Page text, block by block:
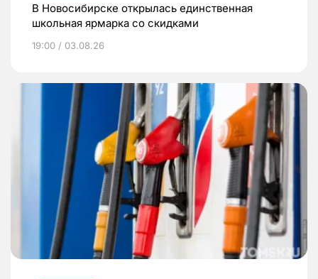
В Новосибирске открылась единственная
школьная ярмарка со скидками
19:00 / 03.08.26